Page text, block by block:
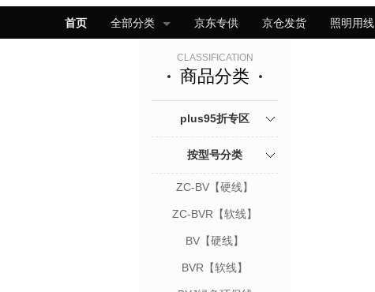
首页 全部分类 京东专供 京仓发货 照明用线
CLASSIFICATION
商品分类
plus95折专区
按型号分类
ZC-BV【硬线】
ZC-BVR【软线】
BV【硬线】
BVR【软线】